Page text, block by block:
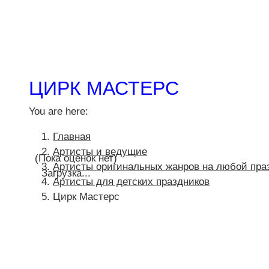
ЦИРК МАСТЕРС
You are here:
Главная
Артисты и ведущие
Артисты оригинальных жанров на любой
Артисты для детских праздников
Цирк Мастерс
(Пока оценок нет)
Загрузка...